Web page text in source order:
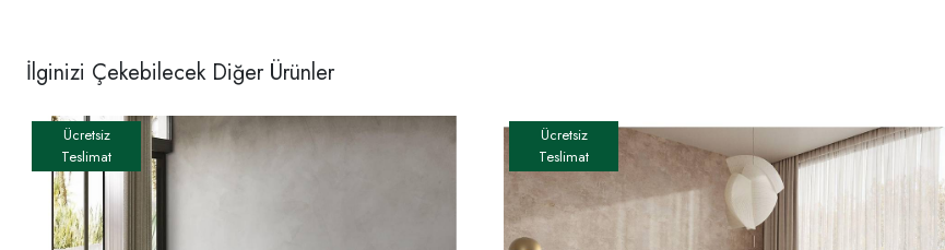
İlginizi Çekebilecek Diğer Ürünler